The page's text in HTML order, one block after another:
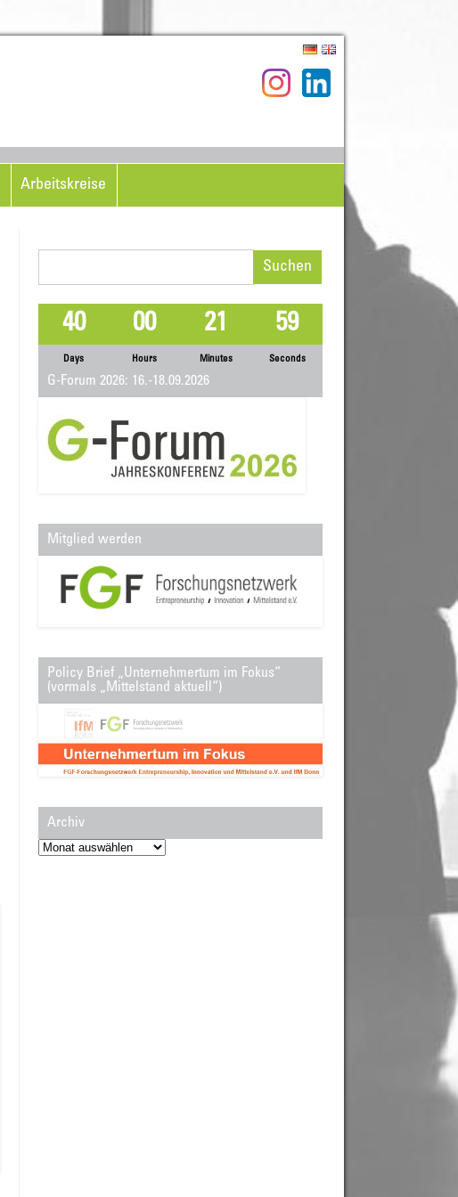
Arbeitskreise
40
Days
00
Hours
21
Minutes
59
Seconds
G-Forum 2026: 16.-18.09.2026
Mitglied werden
Policy Brief „Unternehmertum im Fokus“
(vormals „Mittelstand aktuell“)
Archiv
Archiv